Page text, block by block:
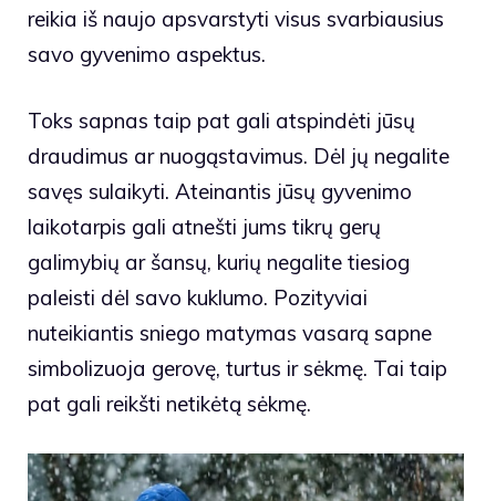
reikia iš naujo apsvarstyti visus svarbiausius
savo gyvenimo aspektus.
Toks sapnas taip pat gali atspindėti jūsų
draudimus ar nuogąstavimus. Dėl jų negalite
savęs sulaikyti. Ateinantis jūsų gyvenimo
laikotarpis gali atnešti jums tikrų gerų
galimybių ar šansų, kurių negalite tiesiog
paleisti dėl savo kuklumo. Pozityviai
nuteikiantis sniego matymas vasarą sapne
simbolizuoja gerovę, turtus ir sėkmę. Tai taip
pat gali reikšti netikėtą sėkmę.